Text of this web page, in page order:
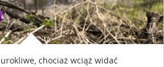
chociaż wciąż widać